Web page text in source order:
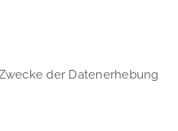
der Datenerhebung